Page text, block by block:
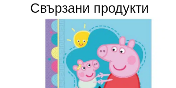
Свързани продукти